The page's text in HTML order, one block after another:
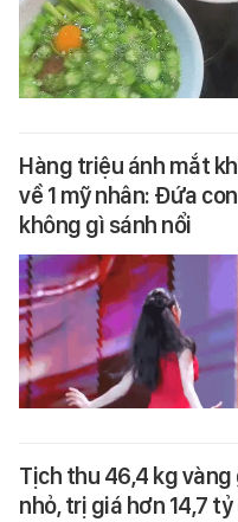
Hàng triệu ánh mắt
về 1 mỹ nhân: Đứa
không gì sánh nổi
Tịch thu 46,4 kg
nhỏ, trị giá hơn 14,7